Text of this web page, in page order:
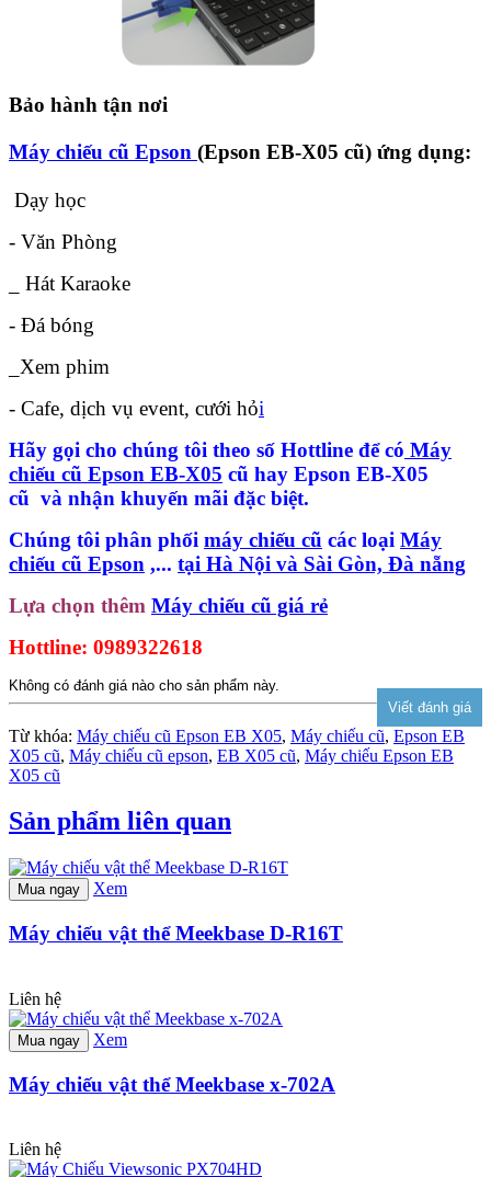
Bảo hành tận nơi
Máy chiếu cũ Epson (Epson EB-X05 cũ) ứng dụng:
Dạy học
- Văn Phòng
_ Hát Karaoke
- Đá bóng
_Xem phim
- Cafe, dịch vụ event, cưới hỏi
Hãy gọi cho chúng tôi theo số Hottline để có Máy
chiếu cũ Epson EB-X05 cũ hay Epson EB-X05
cũ và nhận khuyến mãi đặc biệt.
Chúng tôi phân phối máy chiếu cũ các loại Máy
chiếu cũ Epson ,... tại Hà Nội và Sài Gòn, Đà nẵng
Lựa chọn thêm Máy chiếu cũ giá rẻ
Hottline: 0989322618
Không có đánh giá nào cho sản phẩm này.
Từ khóa: Máy chiếu cũ Epson EB X05, Máy chiếu cũ, Epson EB
X05 cũ, Máy chiếu cũ epson, EB X05 cũ, Máy chiếu Epson EB
X05 cũ
Sản phẩm liên quan
Mua ngay Xem
Máy chiếu vật thể Meekbase D-R16T
Liên hệ
Mua ngay Xem
Máy chiếu vật thể Meekbase x-702A
Liên hệ